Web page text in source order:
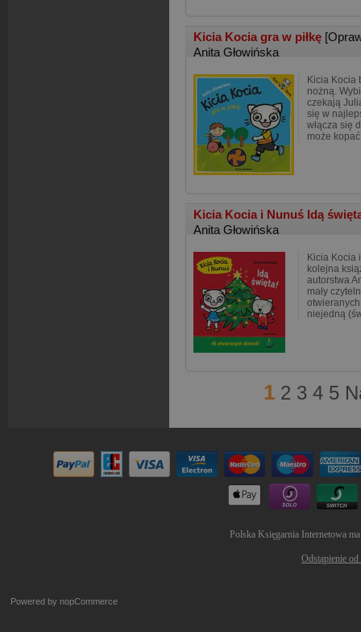
Kicia Kocia gra w piłkę
Anita Głowińska
Kicia Kocia
nożną.
czekają
się w
włącza się
może
Kicia Kocia i Nunuś Idą
Anita Głowińska
Kicia Kocia
kolejna
autorstwa
mały
niejedną
1 2 3 4 5
Polska Księgarnia Internetowa
Odstąpienie
Powered by nopCommerce